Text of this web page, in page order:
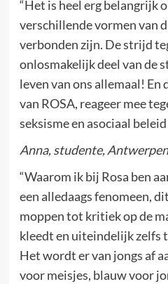
“Het is heel erg belangrijk
verschillende vormen van
verbonden zijn. De strijd
onlosmakelijk deel van de
leven van ons allemaal! En
van ROSA, reageer mee
seksisme en asociaal
Anna, studente, Antwerpen
“Waarom ik bij Rosa ben
een alledaags fenomeen,
moppen tot kritiek op de
kleedt en uiteindelijk zelfs
Het wordt er van jongs af
voor meisjes, blauw voor